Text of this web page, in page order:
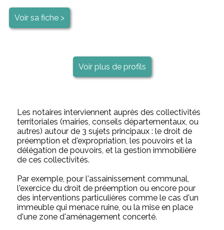
Voir sa fiche >
Voir plus de profils
Les notaires interviennent auprès des collectivités
territoriales (mairies, conseils départementaux, ou
autres) autour de 3 sujets principaux : le droit de
préemption et d'expropriation, les pouvoirs et la
délégation de pouvoirs, et la gestion immobilière
de ces collectivités.
Par exemple, pour l'assainissement communal,
l'exercice du droit de préemption ou encore pour
des interventions particulières comme le cas d'un
immeuble qui menace ruine, ou la mise en place
d'une zone d'aménagement concerté.